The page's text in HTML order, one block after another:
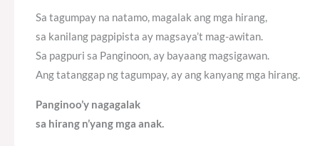
Sa tagumpay na natamo, magalak ang mga hirang,
sa kanilang pagpipista ay magsaya’t mag-awitan.
Sa pagpuri sa Panginoon, ay bayaang magsigawan.
Ang tatanggap ng tagumpay, ay ang kanyang mga hirang.
Panginoo’y nagagalak
sa hirang n’yang mga anak.